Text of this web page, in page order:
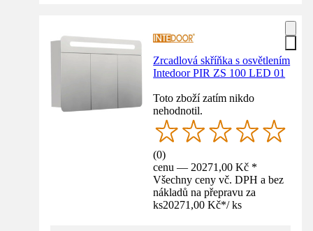
Zrcadlová skříňka s osvětlením
Intedoor PIR ZS 100 LED 01
Toto zboží zatím nikdo
nehodnotil.
(0)
cenu — 20271,00 Kč *
Všechny ceny vč. DPH a bez
nákladů na přepravu za
ks20271,00 Kč*/ ks